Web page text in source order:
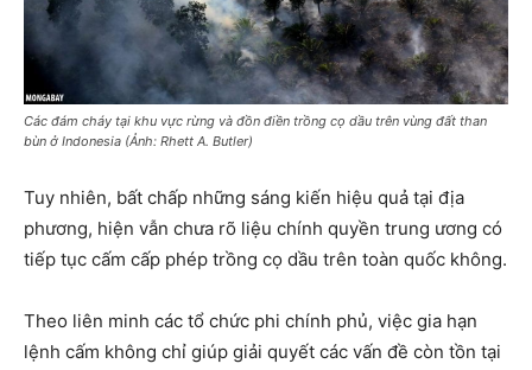
Các đám cháy tại khu vực rừng và đồn điền trồng cọ dầu trên vùng đất than
bùn ở Indonesia (Ảnh: Rhett A. Butler)
Tuy nhiên, bất chấp những sáng kiến ​​hiệu quả tại địa
phương, hiện vẫn chưa rõ liệu chính quyền trung ương có
tiếp tục cấm cấp phép trồng cọ dầu trên toàn quốc không.
Theo liên minh các tổ chức phi chính phủ, việc gia hạn
lệnh cấm không chỉ giúp giải quyết các vấn đề còn tồn tại